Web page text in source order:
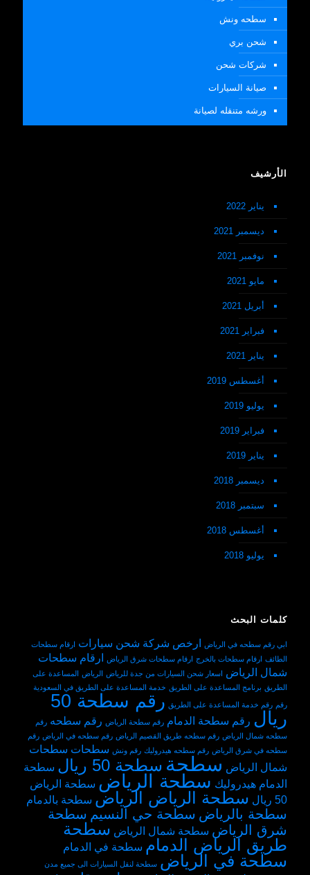
سطحه ونش
شحن بري
شركات شحن
صيانة السيارات
ورشه متنقله لصيانة
الأرشيف
يناير 2022
ديسمبر 2021
نوفمبر 2021
مايو 2021
أبريل 2021
فبراير 2021
يناير 2021
أغسطس 2019
يوليو 2019
فبراير 2019
يناير 2019
ديسمبر 2018
سبتمبر 2018
أغسطس 2018
يوليو 2018
كلمات البحث
ابي رقم سطحه في الرياض ارخص شركة شحن سيارات ارقام سطحات
الطائف ارقام سطحات بالخرج ارقام سطحات شرق الرياض
ارقام سطحات
شمال الرياض اسعار شحن السيارات من جدة للرياض الرياض المساعدة على
الطريق برنامج المساعدة على الطريق خدمة المساعدة على الطريق في السعودية
رقم رقم خدمة المساعدة على الطريق
رقم سطحة 50
ريال رقم سطحة الدمام رقم سطحة الرياض رقم سطحه رقم
سطحه شمال الرياض رقم سطحه طريق القصيم الرياض رقم سطحه في الرياض رقم
سطحه في شرق الرياض رقم سطحه هيدروليك رقم ونش سطحات سطحات
شمال الرياض سطحة سطحة 50 ريال
سطحة
الدمام هيدروليك سطحة الرياض سطحة الرياض
50 ريال
سطحة الرياض الرياض سطحة بالدمام
سطحة بالرياض سطحة حي النسيم سطحة
شرق الرياض سطحة شمال الرياض سطحة
طريق الرياض الدمام سطحة في الدمام
سطحة في الرياض سطحة لنقل السيارات الى جميع مدن